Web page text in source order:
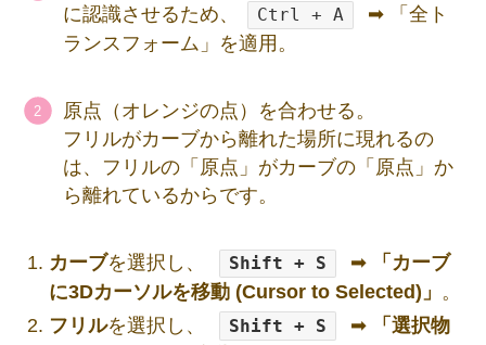
に認識させるため、
Ctrl + A
➡ 「全ト
ランスフォーム」を適用。
原点（オレンジの点）を合わせる。
フリルがカーブから離れた場所に現れるの
は、フリルの「原点」がカーブの「原点」か
ら離れているからです。
カーブを選択し、 Shift + S ➡
「カーブ
に3Dカーソルを移動 (Cursor to Selected)」 。
フリルを選択し、 Shift + S ➡
「選択物